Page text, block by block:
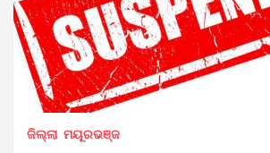
ଜିଲ୍ଲା ମୟୂରଭଞ୍ଜ